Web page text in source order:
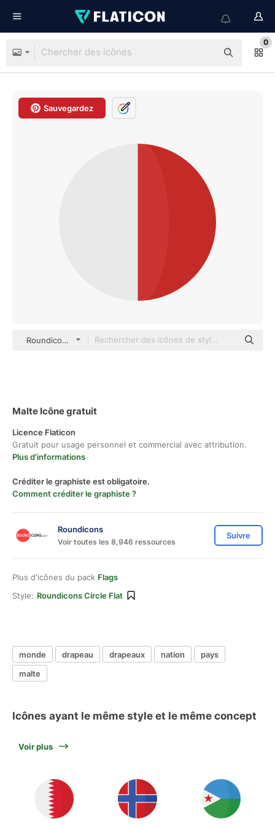
0
Sauvegardez
Roundicons Circle flat
Malte Icône gratuit
Licence Flaticon
Gratuit pour usage personnel et commercial avec attribution.
Plus d'informations
Créditer le graphiste est obligatoire.
Comment créditer le graphiste ?
Roundicons
Voir toutes les 8,946 ressources
Suivre
Plus d'icônes du pack Flags
Style: Roundicons Circle Flat
monde drapeau drapeaux nation
pays
malte
Icônes ayant le même style et le même concept
Voir plus